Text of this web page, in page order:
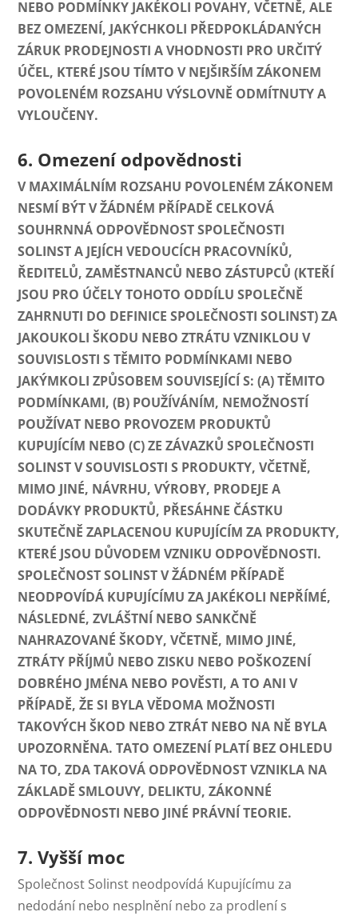
NEBO PODMÍNKY JAKÉKOLI POVAHY, VČETNĚ, ALE
BEZ OMEZENÍ, JAKÝCHKOLI PŘEDPOKLÁDANÝCH
ZÁRUK PRODEJNOSTI A VHODNOSTI PRO URČITÝ
ÚČEL, KTERÉ JSOU TÍMTO V NEJŠIRŠÍM ZÁKONEM
POVOLENÉM ROZSAHU VÝSLOVNĚ ODMÍTNUTY A
VYLOUČENY.
6. Omezení odpovědnosti
V MAXIMÁLNÍM ROZSAHU POVOLENÉM ZÁKONEM
NESMÍ BÝT V ŽÁDNÉM PŘÍPADĚ CELKOVÁ
SOUHRNNÁ ODPOVĚDNOST SPOLEČNOSTI
SOLINST A JEJÍCH VEDOUCÍCH PRACOVNÍKŮ,
ŘEDITELŮ, ZAMĚSTNANCŮ NEBO ZÁSTUPCŮ (KTEŘÍ
JSOU PRO ÚČELY TOHOTO ODDÍLU SPOLEČNĚ
ZAHRNUTI DO DEFINICE SPOLEČNOSTI SOLINST) ZA
JAKOUKOLI ŠKODU NEBO ZTRÁTU VZNIKLOU V
SOUVISLOSTI S TĚMITO PODMÍNKAMI NEBO
JAKÝMKOLI ZPŮSOBEM SOUVISEJÍCÍ S: (A) TĚMITO
PODMÍNKAMI, (B) POUŽÍVÁNÍM, NEMOŽNOSTÍ
POUŽÍVAT NEBO PROVOZEM PRODUKTŮ
KUPUJÍCÍM NEBO (C) ZE ZÁVAZKŮ SPOLEČNOSTI
SOLINST V SOUVISLOSTI S PRODUKTY, VČETNĚ,
MIMO JINÉ, NÁVRHU, VÝROBY, PRODEJE A
DODÁVKY PRODUKTŮ, PŘESÁHNE ČÁSTKU
SKUTEČNĚ ZAPLACENOU KUPUJÍCÍM ZA PRODUKTY,
KTERÉ JSOU DŮVODEM VZNIKU ODPOVĚDNOSTI.
SPOLEČNOST SOLINST V ŽÁDNÉM PŘÍPADĚ
NEODPOVÍDÁ KUPUJÍCÍMU ZA JAKÉKOLI NEPŘÍMÉ,
NÁSLEDNÉ, ZVLÁŠTNÍ NEBO SANKČNĚ
NAHRAZOVANÉ ŠKODY, VČETNĚ, MIMO JINÉ,
ZTRÁTY PŘÍJMŮ NEBO ZISKU NEBO POŠKOZENÍ
DOBRÉHO JMÉNA NEBO POVĚSTI, A TO ANI V
PŘÍPADĚ, ŽE SI BYLA VĚDOMA MOŽNOSTI
TAKOVÝCH ŠKOD NEBO ZTRÁT NEBO NA NĚ BYLA
UPOZORNĚNA. TATO OMEZENÍ PLATÍ BEZ OHLEDU
NA TO, ZDA TAKOVÁ ODPOVĚDNOST VZNIKLA NA
ZÁKLADĚ SMLOUVY, DELIKTU, ZÁKONNÉ
ODPOVĚDNOSTI NEBO JINÉ PRÁVNÍ TEORIE.
7. Vyšší moc
Společnost Solinst neodpovídá Kupujícímu za
nedodání nebo nesplnění nebo za prodlení s